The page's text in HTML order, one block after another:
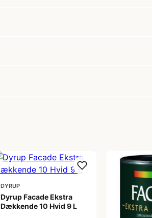
DYRUP
Dyrup Facade Ekstra
Dækkende 10 Hvid 9 L